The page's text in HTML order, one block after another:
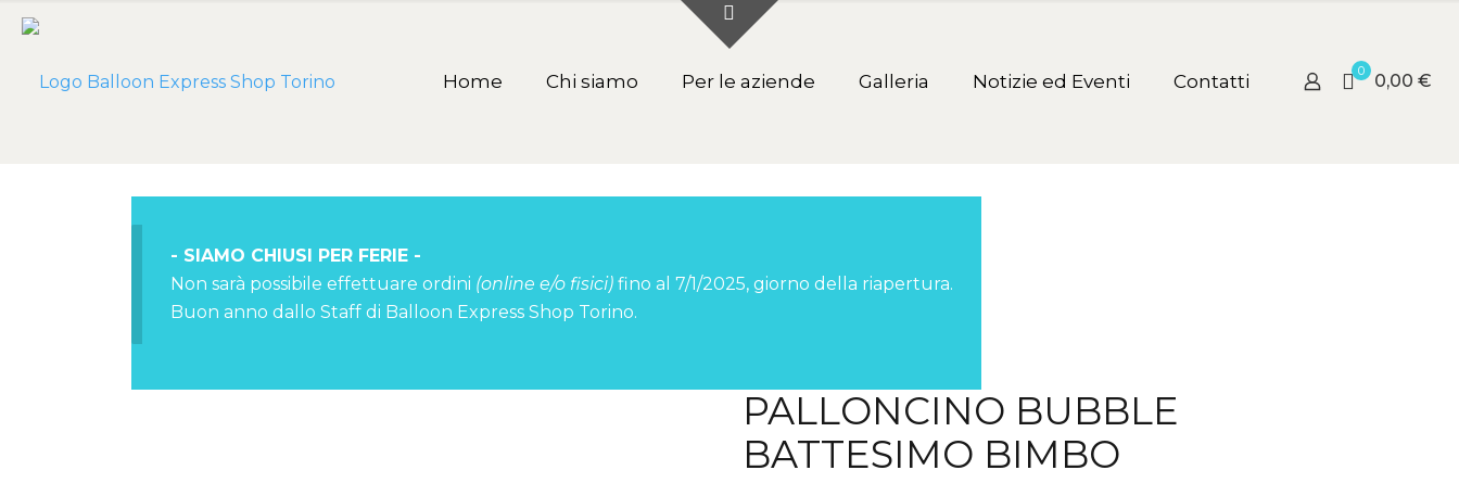
Home Chi siamo Per le aziende Galleria Notizie ed Eventi Contatti 0 0,00 €
- SIAMO CHIUSI PER FERIE -
Non sarà possibile effettuare ordini (online e/o fisici)fino al 7/1/2025, giorno della riapertura.
Buon anno dallo Staff di Balloon Express Shop Torino.
PALLONCINO BUBBLE
BATTESIMO BIMBO